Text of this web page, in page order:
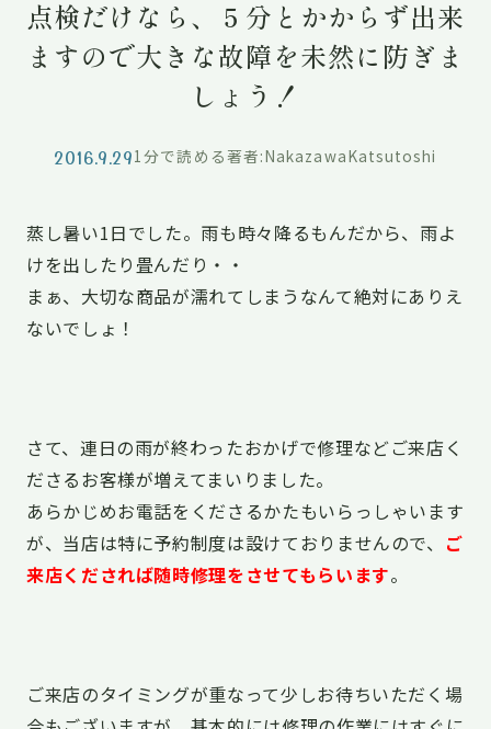
点検だけなら、５分とかからず出来
ますので大きな故障を未然に防ぎま
しょう！
2016.9.291分で読める著者:NakazawaKatsutoshi
蒸し暑い1日でした。雨も時々降るもんだから、雨よ
けを出したり畳んだり・・
まぁ、大切な商品が濡れてしまうなんて絶対にありえ
ないでしょ！
さて、連日の雨が終わったおかげで修理などご来店く
ださるお客様が増えてまいりました。
あらかじめお電話をくださるかたもいらっしゃいます
が、当店は特に予約制度は設けておりませんので、 ご
来店くだされば随時修理をさせてもらいます。
ご来店のタイミングが重なって少しお待ちいただく場